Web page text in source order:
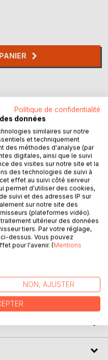
partisans du roi Edgar
dans le monde d'un
les livres.
deux amis, sont là pour
! Entre village cachés,
Edwin va prendre
Politique de confidentialité
données
similaires sur notre
et techniquement
des méthodes d'analyse (par
digitales, ainsi que le suivi
des visites sur notre site et la
des technologies de suivi à
effet au suivi côté serveur
permet d'utiliser des cookies,
suivi et des adresses IP sur
sur notre site des
(plateformes vidéo).
ultérieur des données
tiers. Par votre réglage,
dessus. Vous pouvez
pour l'avenir. (Mentions
NON, AJUSTER